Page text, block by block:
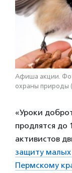
Афиша акции.
охраны природы
«Уроки
продлятся до
активистов
защиту малых
Пермскому